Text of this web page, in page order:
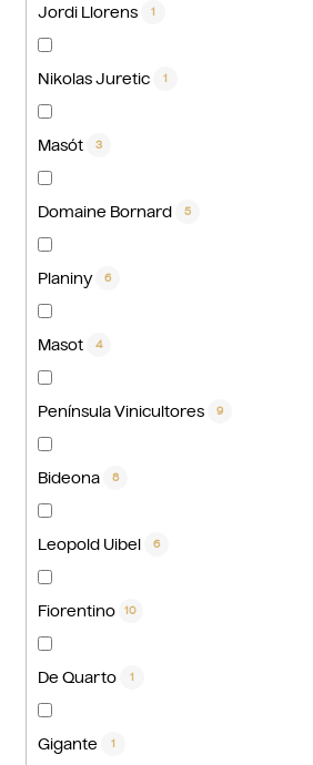
Jordi Llorens 1
Nikolas Juretic 1
Masót 3
Domaine Bornard 5
Planiny 6
Masot 4
Península Vinicultores 9
Bideona 8
Leopold Uibel 6
Fiorentino 10
De Quarto 1
Gigante 1